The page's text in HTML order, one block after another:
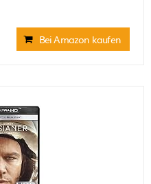
Bei Amazon kaufen